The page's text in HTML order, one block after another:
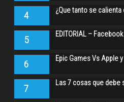
4 ¿Que tanto se calienta
5 EDITORIAL –
6 Epic Games Vs Apple
7 Las 7 cosas que debe